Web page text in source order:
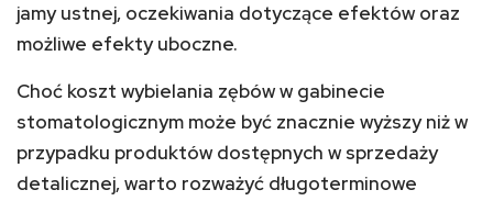
jamy ustnej, oczekiwania dotyczące efektów oraz
możliwe efekty uboczne.
Choć koszt wybielania zębów w gabinecie
stomatologicznym może być znacznie wyższy niż w
przypadku produktów dostępnych w sprzedaży
detalicznej, warto rozważyć długoterminowe